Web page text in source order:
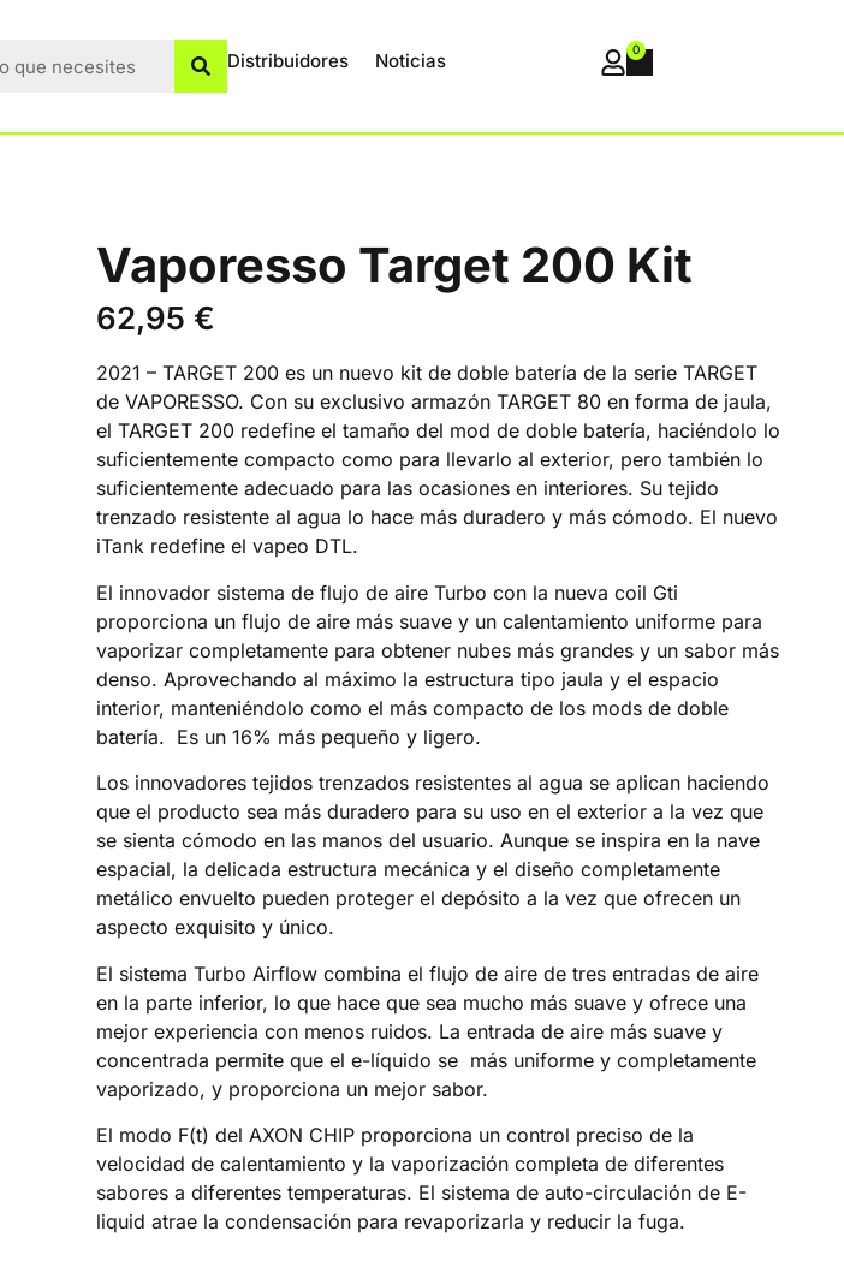
Distribuidores Noticias 0
Vaporesso Target 200 Kit
62,95 €
2021 – TARGET 200 es un nuevo kit de doble batería de la serie TARGET
de VAPORESSO. Con su exclusivo armazón TARGET 80 en forma de jaula,
el TARGET 200 redefine el tamaño del mod de doble batería, haciéndolo lo
suficientemente compacto como para llevarlo al exterior, pero también lo
suficientemente adecuado para las ocasiones en interiores. Su tejido
trenzado resistente al agua lo hace más duradero y más cómodo. El nuevo
iTank redefine el vapeo DTL.
El innovador sistema de flujo de aire Turbo con la nueva coil Gti
proporciona un flujo de aire más suave y un calentamiento uniforme para
vaporizar completamente para obtener nubes más grandes y un sabor más
denso. Aprovechando al máximo la estructura tipo jaula y el espacio
interior, manteniéndolo como el más compacto de los mods de doble
batería. Es un 16% más pequeño y ligero.
Los innovadores tejidos trenzados resistentes al agua se aplican haciendo
que el producto sea más duradero para su uso en el exterior a la vez que
se sienta cómodo en las manos del usuario. Aunque se inspira en la nave
espacial, la delicada estructura mecánica y el diseño completamente
metálico envuelto pueden proteger el depósito a la vez que ofrecen un
aspecto exquisito y único.
El sistema Turbo Airflow combina el flujo de aire de tres entradas de aire
en la parte inferior, lo que hace que sea mucho más suave y ofrece una
mejor experiencia con menos ruidos. La entrada de aire más suave y
concentrada permite que el e-líquido se más uniforme y completamente
vaporizado, y proporciona un mejor sabor.
El modo F(t) del AXON CHIP proporciona un control preciso de la
velocidad de calentamiento y la vaporización completa de diferentes
sabores a diferentes temperaturas. El sistema de auto-circulación de E-
liquid atrae la condensación para revaporizarla y reducir la fuga.